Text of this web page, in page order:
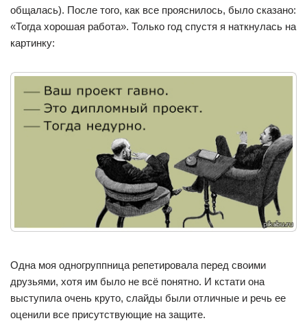
общалась). После того, как все прояснилось, было сказано:
«Тогда хорошая работа». Только год спустя я наткнулась на
картинку:
Одна моя одногруппница репетировала перед своими
друзьями, хотя им было не всё понятно. И кстати она
выступила очень круто, слайды были отличные и речь ее
оценили все присутствующие на защите.